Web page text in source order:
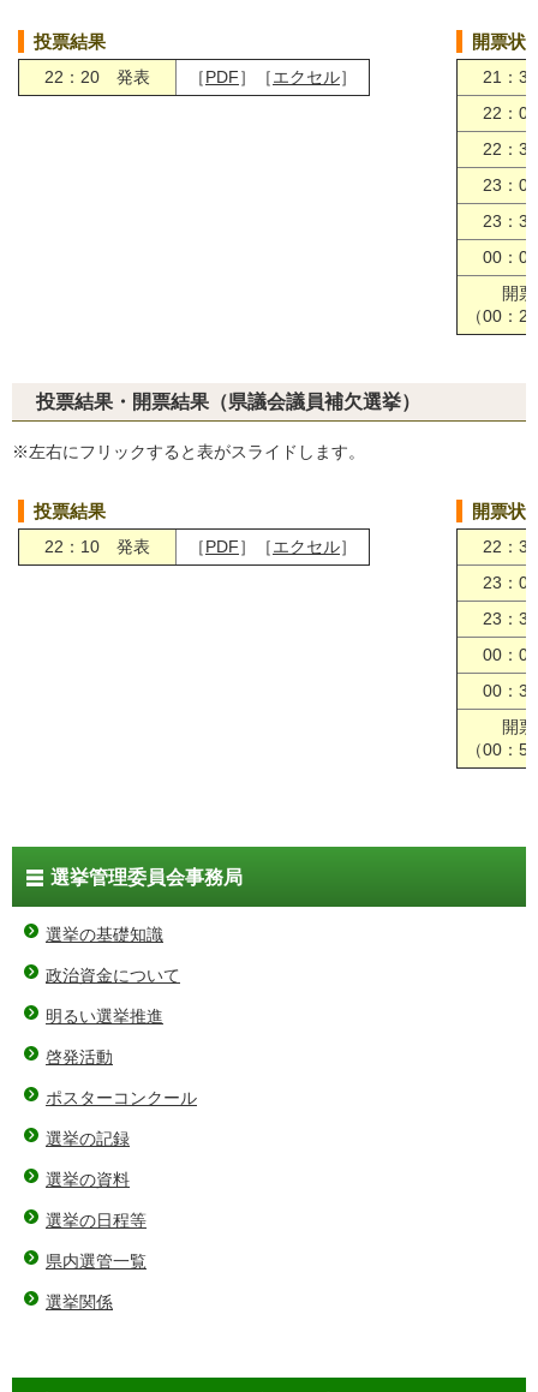
投票結果
22：20 発表 ［PDF］［エクセル］
開票状
21：
22：
22：
23：
23：
00：
開
（00：
投票結果・開票結果（県議会議員補欠選挙）
※左右にフリックすると表がスライドします。
投票結果
22：10 発表 ［PDF］［エクセル］
開票状
22：
23：
23：
00：
00：
開
（00：
選挙管理委員会事務局
選挙の基礎知識
政治資金について
明るい選挙推進
啓発活動
ポスターコンクール
選挙の記録
選挙の資料
選挙の日程等
県内選管一覧
選挙関係